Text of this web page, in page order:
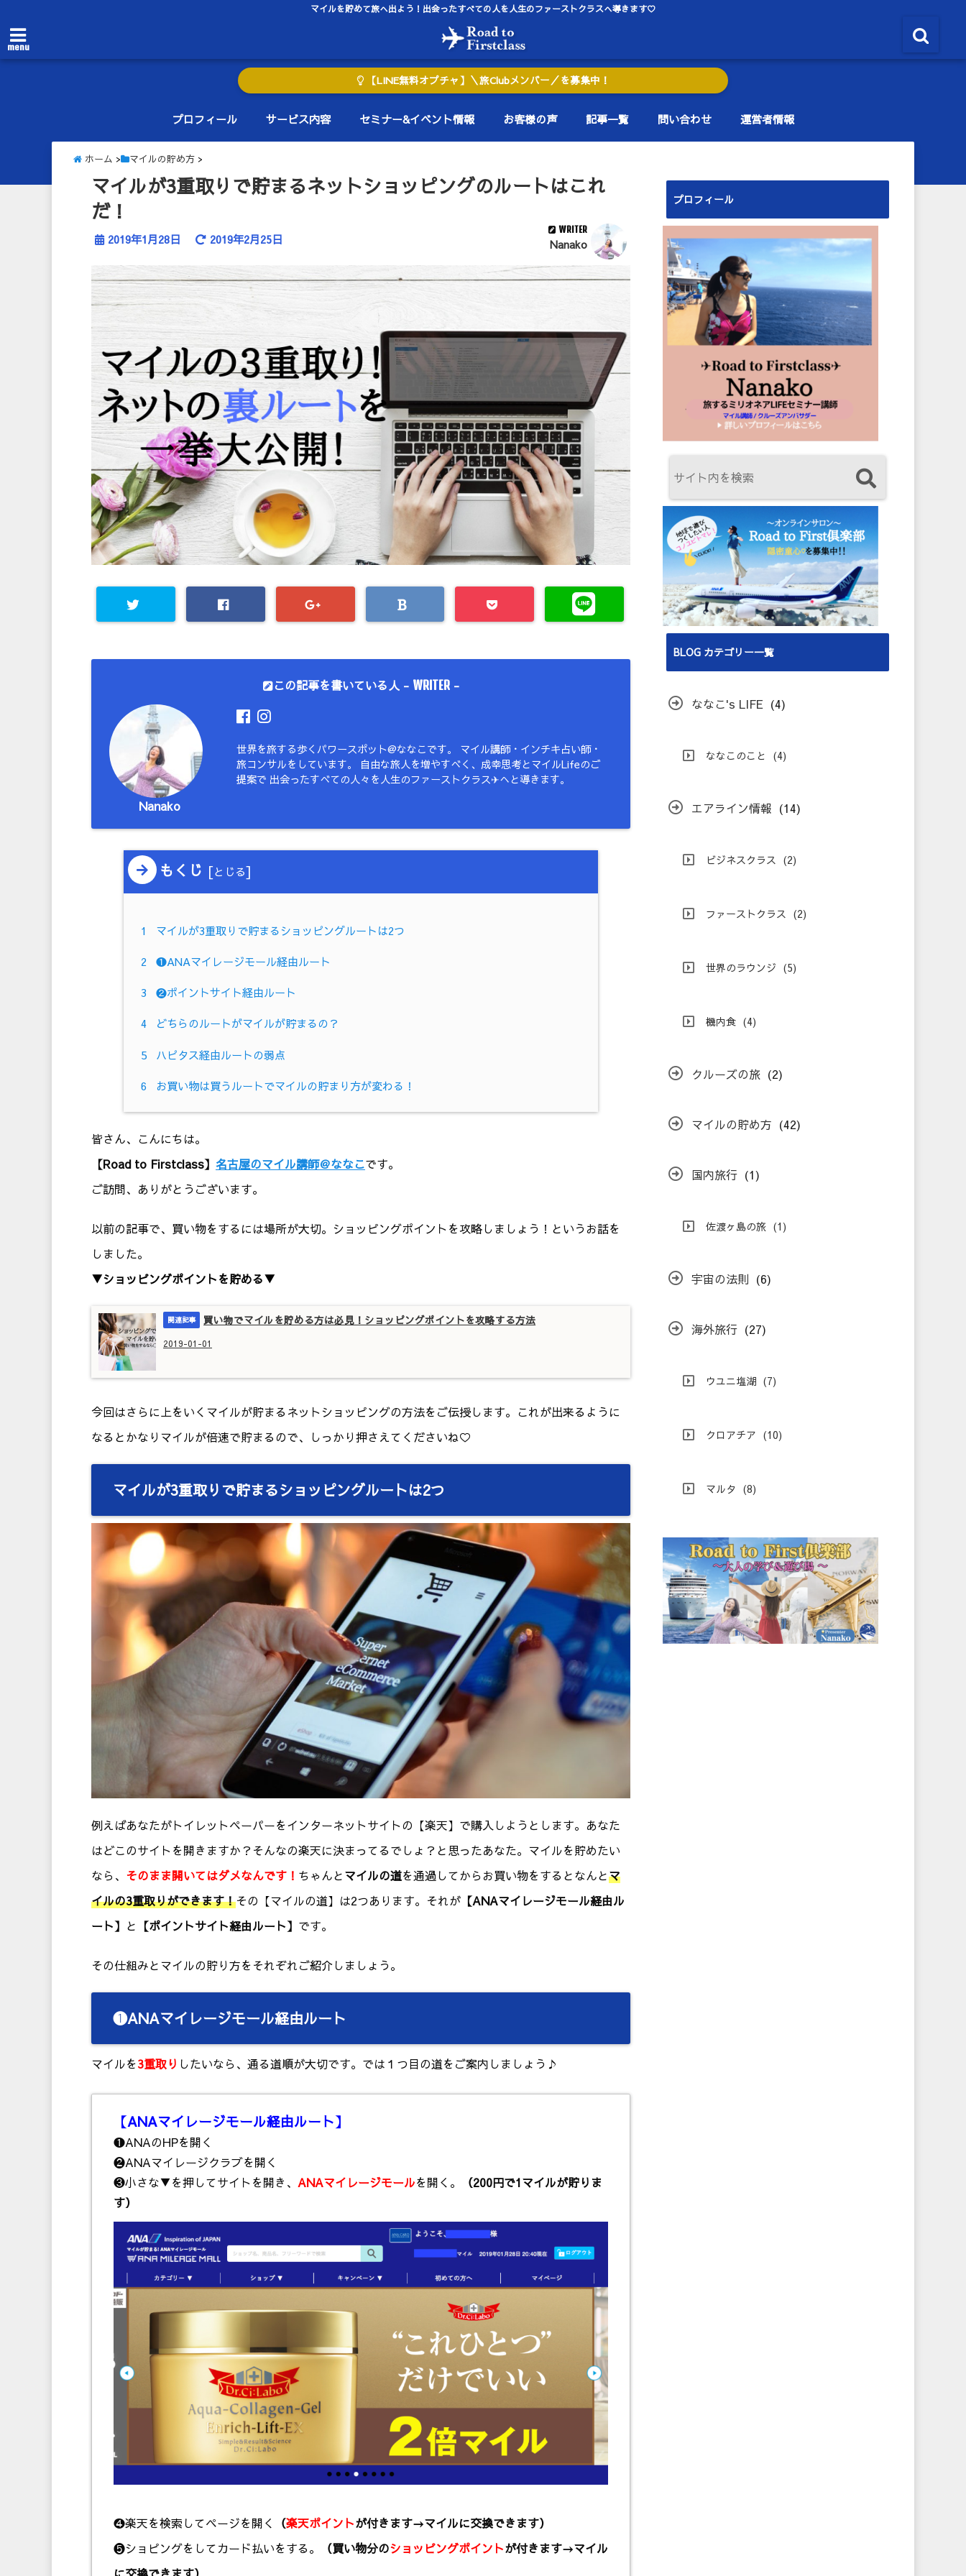
マイルを貯めて旅へ出よう！出会ったすべての人を人生のファーストクラスへ導きます♡
menu
【LINE無料オプチャ】＼旅Clubメンバー／を募集中！
プロフィール サービス内容 セミナー&イベント情報 お客様の声 記事一覧 問い合わせ 運営者情報
ホーム > マイルの貯め方 >
マイルが3重取りで貯まるネットショッピングのルートはこれ
だ！
2019年1月28日 2019年2月25日
WRITER
Nanako
この記事を書いている人 - WRITER-
Nanako
世界を旅する歩くパワースポット@ななこです。 マイル講師・インチキ占い師・
旅コンサルをしています。 自由な旅人を増やすべく、成幸思考とマイルLifeのご
提案で 出会ったすべての人々を人生のファーストクラス✈︎へと導きます。
もくじ [とじる]
1 マイルが3重取りで貯まるショッピングルートは2つ
2 ❶ANAマイレージモール経由ルート
3 ❷ポイントサイト経由ルート
4 どちらのルートがマイルが貯まるの？
5 ハピタス経由ルートの弱点
6 お買い物は買うルートでマイルの貯まり方が変わる！
皆さん、こんにちは。
【Road to Firstclass】 名古屋のマイル講師＠ななこです。
ご訪問、ありがとうございます。
以前の記事で、買い物をするには場所が大切。ショッピングポイントを攻略しましょう！というお話を
しました。
▼ショッピングポイントを貯める▼
買い物でマイルを貯める方は必見！ショッピングポイントを攻略する方法
2019-01-01
今回はさらに上をいくマイルが貯まるネットショッピングの方法をご伝授します。これが出来るように
なるとかなりマイルが倍速で貯まるので、しっかり押さえてくださいね♡
マイルが3重取りで貯まるショッピングルートは2つ
例えばあなたがトイレットペーパーをインターネットサイトの【楽天】で購入しようとします。あなた
はどこのサイトを開きますか？そんなの楽天に決まってるでしょ？と思ったあなた。マイルを貯めたい
なら、 そのまま開いてはダメなんです！ ちゃんとマイルの道を通過してからお買い物をするとなんとマ
イルの3重取りができます！その【マイルの道】は2つあります。それが 【ANAマイレージモール経由ル
ート】 と 【ポイントサイト経由ルート】 です。
その仕組みとマイルの貯り方をそれぞれご紹介しましょう。
❶ANAマイレージモール経由ルート
マイルを3重取り したいなら、通る道順が大切です。では１つ目の道をご案内しましょう♪
【ANAマイレージモール経由ルート】
❶ANAのHPを開く
❷ANAマイレージクラブを開く
❸小さな▼を押してサイトを開き、 ANAマイレージモールを開く。
（200円で1マイルが貯りま
す）
❹楽天を検索してページを開く （楽天ポイントが付きます→マイルに交換できます）
❺ショピングをしてカード払いをする。
（買い物分のショッピングポイントが付きます→マイル
プロフィール
BLOG カテゴリー一覧
ななこ's LIFE (4)
ななこのこと (4)
エアライン情報 (14)
ビジネスクラス (2)
ファーストクラス (2)
世界のラウンジ (5)
機内食 (4)
クルーズの旅 (2)
マイルの貯め方 (42)
国内旅行 (1)
佐渡ヶ島の旅 (1)
宇宙の法則 (6)
海外旅行 (27)
ウユニ塩湖 (7)
クロアチア (10)
マルタ (8)